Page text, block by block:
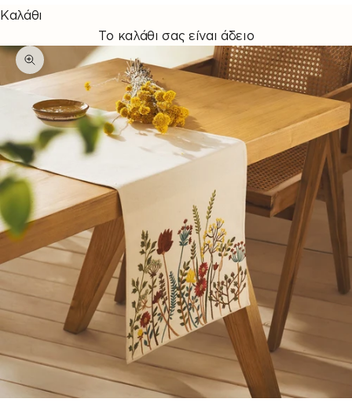
Καλάθι
Το καλάθι σας είναι άδειο
Μεγέθυνση